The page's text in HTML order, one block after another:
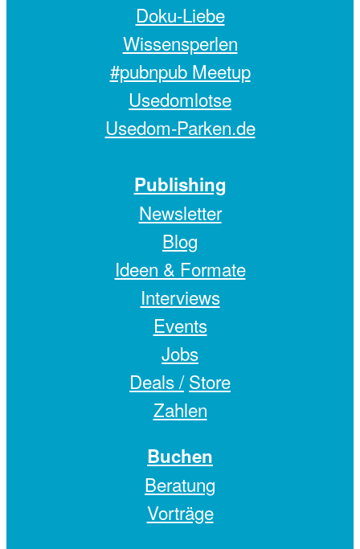
Doku-Liebe
Wissensperlen
#pubnpub Meetup
Usedomlotse
Usedom-Parken.de
Publishing
Newsletter
Blog
Ideen & Formate
Interviews
Events
Jobs
Deals / Store
Zahlen
Buchen
Beratung
Vorträge